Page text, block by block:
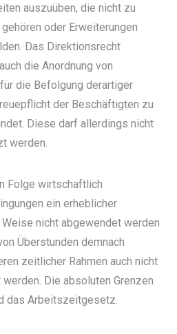
auszuüben, die nicht zu
oder Erweiterungen
Das Direktionsrecht
die Anordnung von
die Befolgung derartiger
der Beschäftigten zu
Diese darf allerdings nicht
werden.
Folge wirtschaftlich
ein erheblicher
nicht abgewendet werden
Überstunden demnach
zeitlicher Rahmen auch nicht
Die absoluten Grenzen
das Arbeitszeitgesetz.